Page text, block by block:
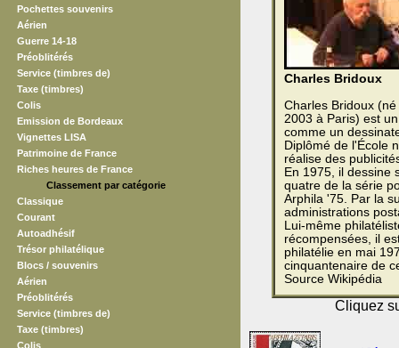
Pochettes souvenirs
Aérien
Guerre 14-18
Préoblitérés
Service (timbres de)
Taxe (timbres)
Colis
Emission de Bordeaux
Vignettes LISA
Patrimoine de France
Riches heures de France
Classement par catégorie
Classique
Courant
Autoadhésif
Trésor philatélique
Blocs / souvenirs
Aérien
Préoblitérés
Service (timbres de)
Taxe (timbres)
Colis
Charles Bridoux
Charles Bridoux
2003 à Paris) est
comme un
Diplômé de l'École
réalise des
En 1975, il dessine
quatre de la série
Arphila '75. Par la
administrations
Lui-même
récompensées, il
philatélie en mai
cinquantenaire de
Source Wikipédia
Cliquez